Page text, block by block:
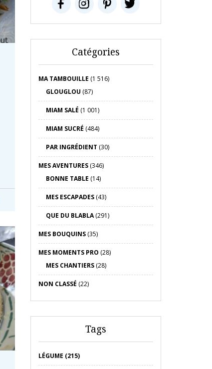
Catégories
MA TAMBOUILLE (1 516)
GLOUGLOU (87)
MIAM SALÉ (1 001)
MIAM SUCRÉ (484)
PAR INGRÉDIENT (30)
MES AVENTURES(346)
BONNE TABLE (14)
MES ESCAPADES(43)
QUE DU BLABLA(291)
MES BOUQUINS(35)
MES MOMENTS PRO (28)
MES CHANTIERS(28)
NON CLASSÉ (22)
Tags
LÉGUME (215)